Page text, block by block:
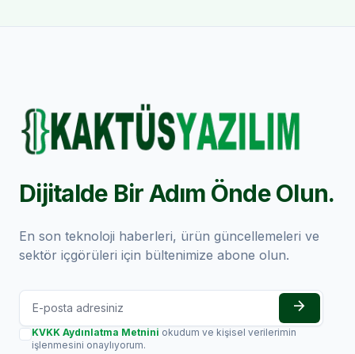
Dijitalde Bir Adım Önde Olun.
En son teknoloji haberleri, ürün güncellemeleri ve
sektör içgörüleri için bültenimize abone olun.
arrow_forward
KVKK Aydınlatma Metnini okudum ve kişisel verilerimin
işlenmesini onaylıyorum.